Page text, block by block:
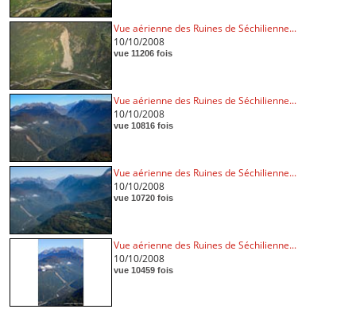
Vue aérienne des Ruines de Séchilienne...
10/10/2008
vue 11206 fois
Vue aérienne des Ruines de Séchilienne...
10/10/2008
vue 10816 fois
Vue aérienne des Ruines de Séchilienne...
10/10/2008
vue 10720 fois
Vue aérienne des Ruines de Séchilienne...
10/10/2008
vue 10459 fois